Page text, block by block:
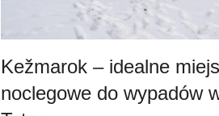
8
Kežmarok – idealne
noclegowe do wypadów